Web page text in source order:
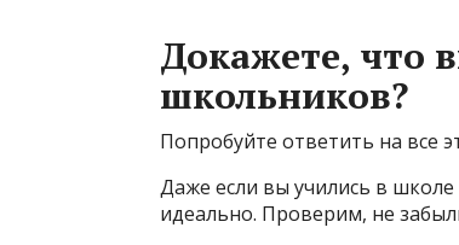
Докажете, что
школьников?
Попробуйте ответить на все
Даже если вы учились в
идеально. Проверим, не